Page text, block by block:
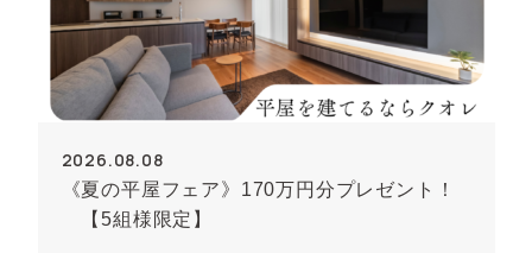
2026.08.08
《夏の平屋フェア》170万円分プレゼント！
【5組様限定】